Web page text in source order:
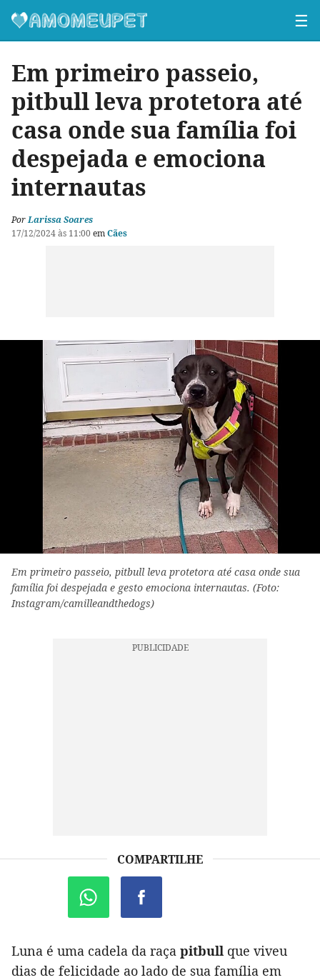
☰
Em primeiro passeio,
pitbull leva protetora até
casa onde sua família foi
despejada e emociona
internautas
PorLarissa Soares
17/12/2024 às 11:00 emCães
Em primeiro passeio, pitbull leva protetora até casa onde sua
família foi despejada e gesto emociona internautas. (Foto:
Instagram/camilleandthedogs)
COMPARTILHE
Luna é uma cadela da raça pitbull que viveu
dias de felicidade ao lado de sua família em